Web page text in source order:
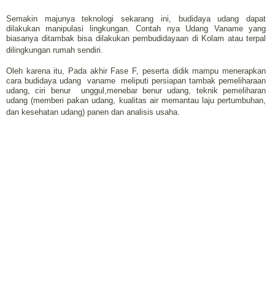
Semakin majunya teknologi sekarang ini, budidaya udang dapat
dilakukan manipulasi lingkungan. Contah nya Udang Vaname yang
biasanya ditambak bisa dilakukan pembudidayaan di Kolam atau terpal
dilingkungan rumah sendiri.
Oleh karena itu, Pada akhir Fase F, peserta didik mampu menerapkan
cara budidaya udang vaname meliputi persiapan tambak pemeliharaan
udang, ciri benur unggul,menebar benur udang, teknik pemeliharan
udang (memberi pakan udang, kualitas air memantau laju pertumbuhan,
dan kesehatan udang) panen dan analisis usaha.